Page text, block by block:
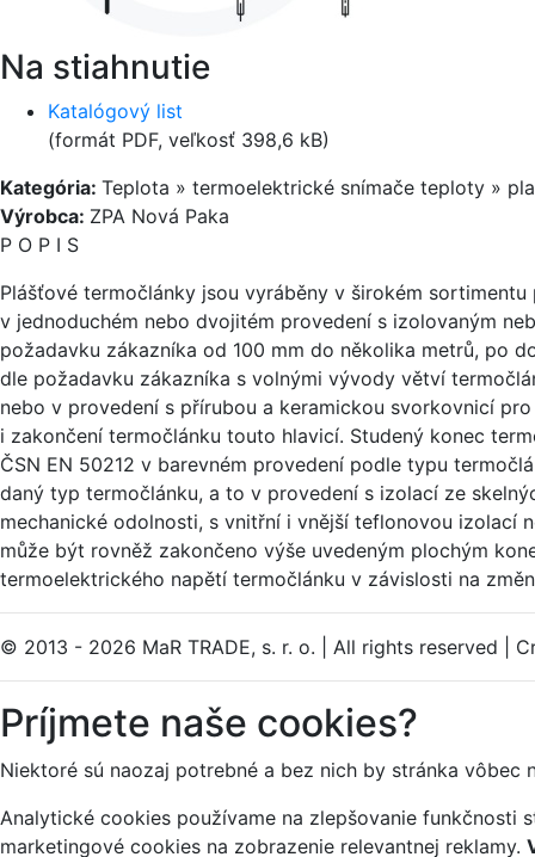
Na stiahnutie
Katalógový list
(formát PDF, veľkosť 398,6 kB)
Kategória: Teplota » termoelektrické snímače teploty »
Výrobca: ZPA Nová Paka
P O P I S
Plášťové termočlánky jsou vyráběny v širokém sortimentu
v jednoduchém nebo dvojitém provedení s izolovaným
požadavku zákazníka od 100 mm do několika metrů, po
dle požadavku zákazníka s volnými vývody větví
nebo v provedení s přírubou a keramickou svorkovnicí
i zakončení termočlánku touto hlavicí. Studený konec
ČSN EN 50212 v barevném provedení podle typu
daný typ termočlánku, a to v provedení s izolací ze
mechanické odolnosti, s vnitřní i vnější teflonovou izolací
může být rovněž zakončeno výše uvedeným plochým
termoelektrického napětí termočlánku v závislosti na
© 2013 - 2026 MaR TRADE, s. r. o. All rights reserved
Príjmete naše cookies?
Niektoré sú naozaj potrebné a bez nich by stránka vôbec
Analytické cookies používame na zlepšovanie funkčnosti
marketingové cookies na zobrazenie relevantnej reklamy.